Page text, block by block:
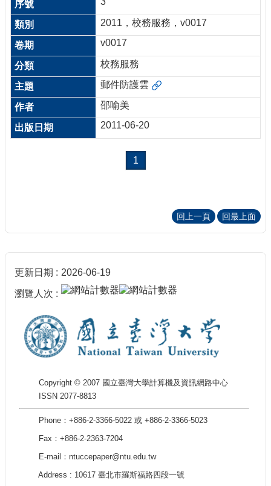
2011，校務服務，v0017
v0017
校務服務
郵件防護雲
邵喻美
2011-06-20
1
回上一頁 回最上面
更新日期 2026-06-19
瀏覽人次
Copyright © 2007 國立臺灣大學計算機及資訊網路中心
ISSN 2077-8813
Phone：+886-2-3366-5022 或 +886-2-3366-5023
Fax：+886-2-2363-7204
E-mail：ntuccepaper@ntu.edu.tw
Address : 10617 臺北市羅斯福路四段一號